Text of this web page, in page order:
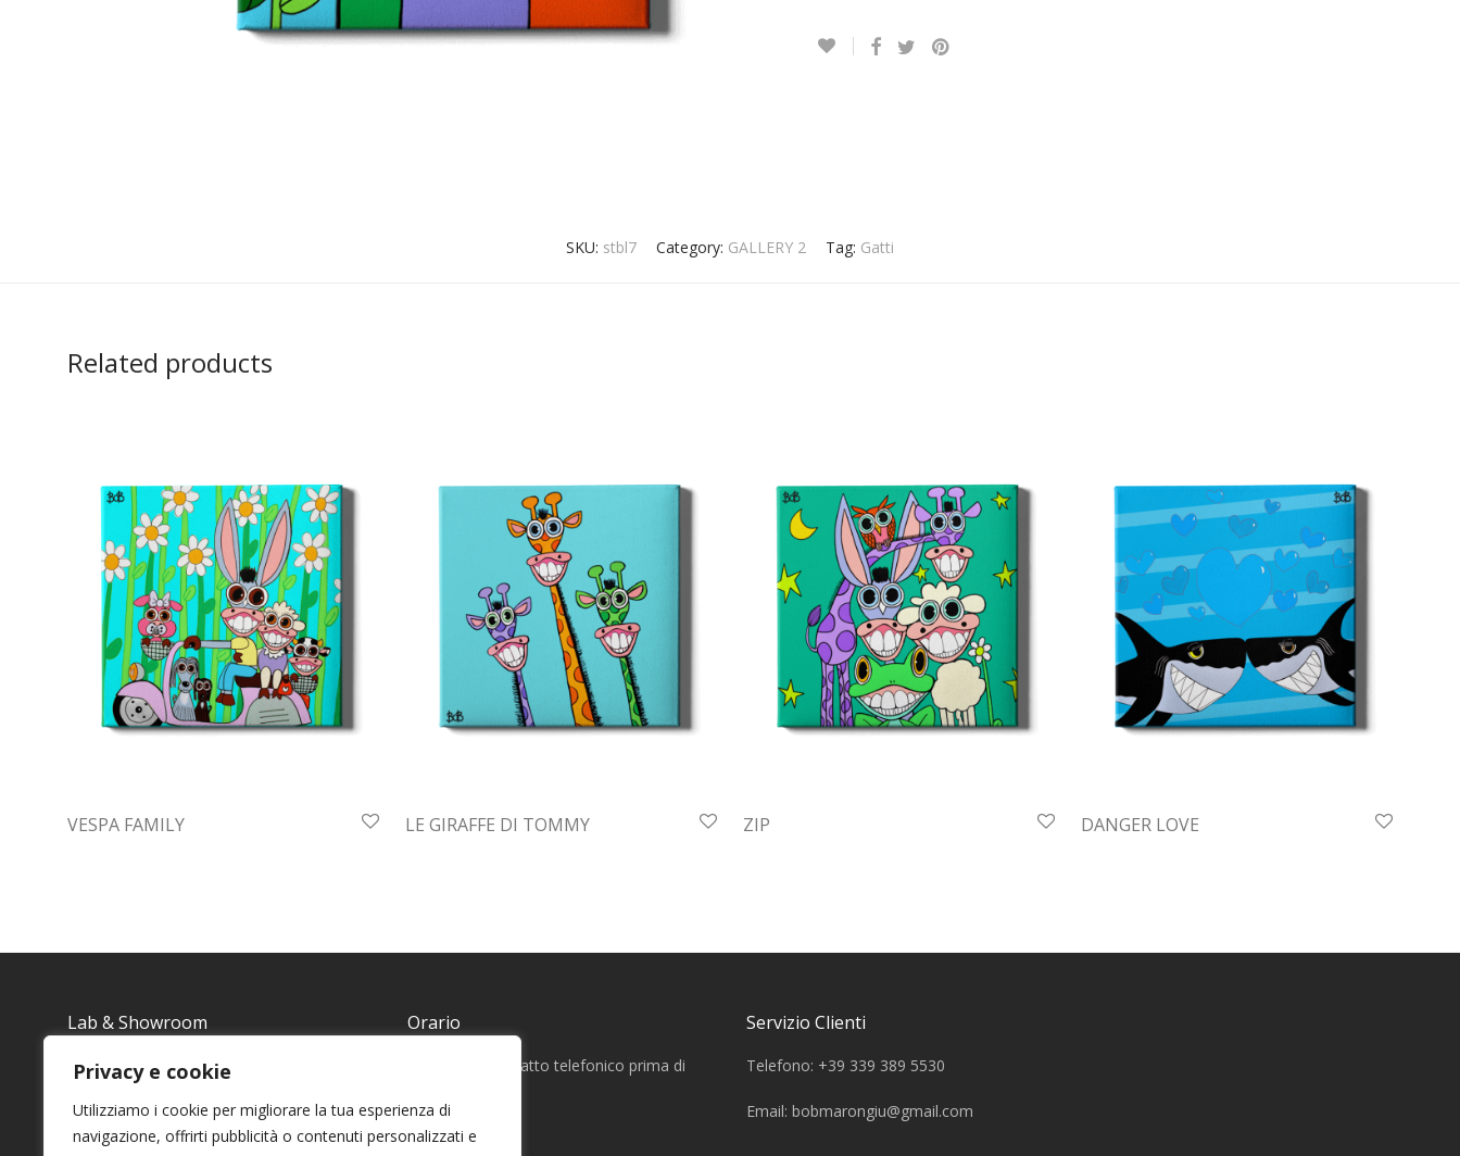
Privacy e cookie
Utilizziamo i cookie per migliorare la tua esperienza di
navigazione, offrirti pubblicità o contenuti personalizzati e
SKU: stbl7 Category: GALLERY 2 Tag: Gatti
Related products
VESPA FAMILY LE GIRAFFE DI TOMMY ZIP DANGER LOVE
Lab & Showroom
Via Torres 13
07026 San Pantaleo – SS
Orario
Si consiglia contatto telefonico prima di
Servizio Clienti
Telefono: +39 339 389 5530
Email: bobmarongiu@gmail.com